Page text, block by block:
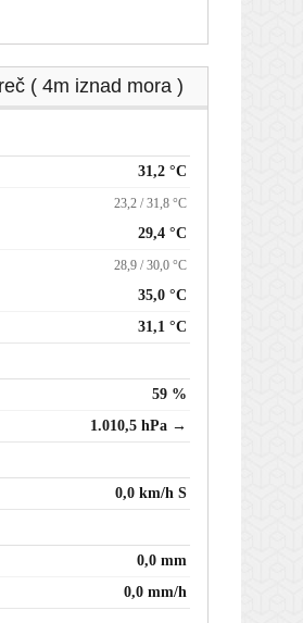
( 4m iznad mora )
31,2 °C
23,2 / 31,8 °C
29,4 °C
28,9 / 30,0 °C
35,0 °C
31,1 °C
59 %
1.010,5 hPa →
0,0 km/h S
0,0 mm
0,0 mm/h